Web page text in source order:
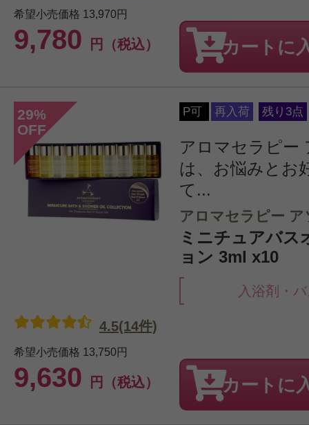
希望小売価格 13,970円
9,780 円（税込） カートに
29%
OFF
P可 再入荷 残り3点
アロマセラピー
は、お悩みとお
て...
アロマセラピー
ミニチュアバス
ョン 3ml x10
入浴剤・
希望小売価格 13,750円
9,630 円（税込）
4.5(14件)
カートに